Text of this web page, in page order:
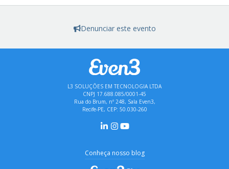
Denunciar este evento
L3 SOLUÇÕES EM TECNOLOGIA LTDA
CNPJ 17.688.085/0001-45
Rua do Brum, nº 248, Sala Even3,
Recife-PE, CEP: 50.030-260
Conheça nosso blog